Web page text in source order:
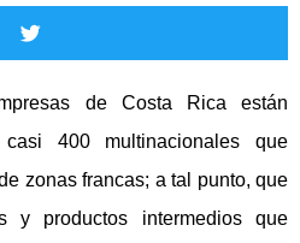
de Costa Rica están
400 multinacionales que
zonas francas; a tal punto, que
y productos intermedios que